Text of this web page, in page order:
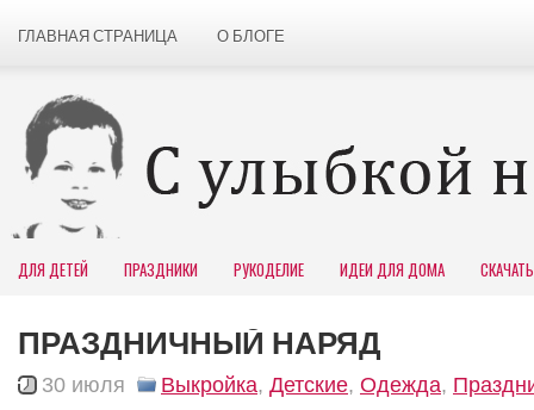
ГЛАВНАЯ СТРАНИЦА О БЛОГЕ
ДЛЯ ДЕТЕЙ ПРАЗДНИКИ РУКОДЕЛИЕ ИДЕИ ДЛЯ ДОМА СКАЧАТЬ
ПРАЗДНИЧНЫЙ НАРЯД
30 июля Выкройка, Детские, Одежда,